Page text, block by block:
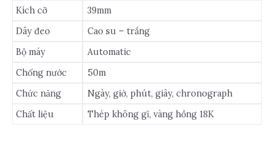
Kích cỡ
39mm
Dây đeo
Cao su – trắng
Bộ máy
Automatic
Chống nước
50m
Chức năng
Ngày, giờ, phút, giây, chronograph
Chất liệu
Thép không gỉ, vàng hồng 18K